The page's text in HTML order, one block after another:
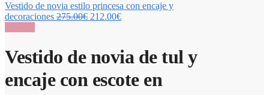
Vestido de novia estilo princesa con encaje y
decoraciones 275.00€ 212.00€
Vestido de novia de tul y
encaje con escote en